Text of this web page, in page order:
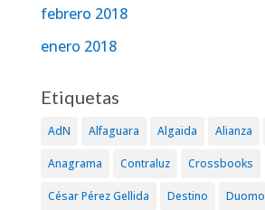
febrero 2018
enero 2018
Etiquetas
AdN Alfaguara Algaida Alianza
Anagrama Contraluz Crossbooks
César Pérez Gellida Destino Duomo